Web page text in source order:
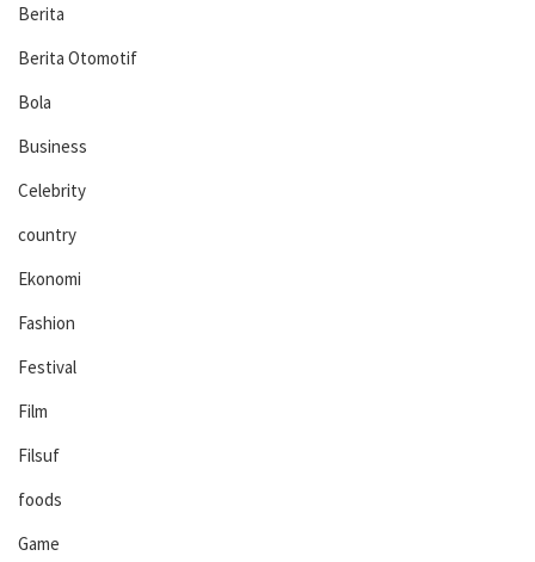
Berita
Berita Otomotif
Bola
Business
Celebrity
country
Ekonomi
Fashion
Festival
Film
Filsuf
foods
Game